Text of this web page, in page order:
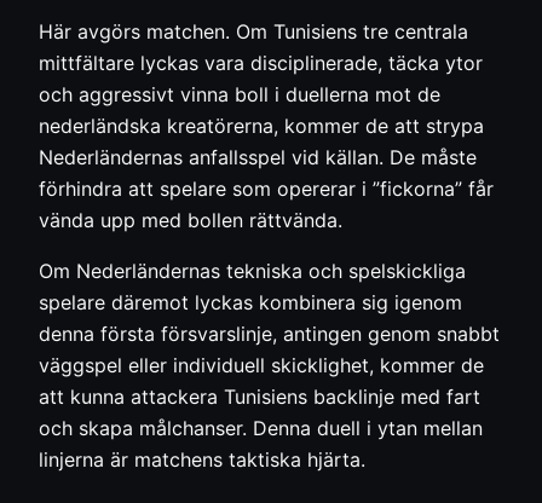
Här avgörs matchen. Om Tunisiens tre centrala
mittfältare lyckas vara disciplinerade, täcka ytor
och aggressivt vinna boll i duellerna mot de
nederländska kreatörerna, kommer de att strypa
Nederländernas anfallsspel vid källan. De måste
förhindra att spelare som opererar i ”fickorna” får
vända upp med bollen rättvända.
Om Nederländernas tekniska och spelskickliga
spelare däremot lyckas kombinera sig igenom
denna första försvarslinje, antingen genom snabbt
väggspel eller individuell skicklighet, kommer de
att kunna attackera Tunisiens backlinje med fart
och skapa målchanser. Denna duell i ytan mellan
linjerna är matchens taktiska hjärta.